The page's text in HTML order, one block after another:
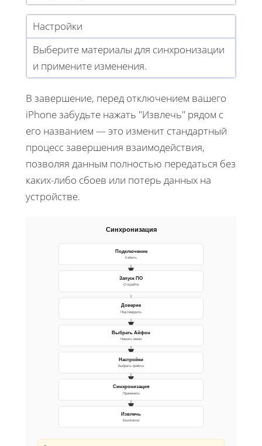
Настройки
Выберите материалы для синхронизации
и примените изменения.
В завершение, перед отключением вашего
iPhone забудьте нажать "Извлечь" рядом с
его названием — это изменит стандартный
процесс завершения взаимодействия,
позволяя данным полностью передаться без
каких-либо сбоев или потерь данных на
устройстве.
Синхронизация
Подключение
Кабель
Запуск ПО
Откройте
Доверие
Подтвердить
Выбрать Айфон
Нажать меню
Настройки
Выбрать файлы
Синхронизация
Применить
Извлечь
Безопасно